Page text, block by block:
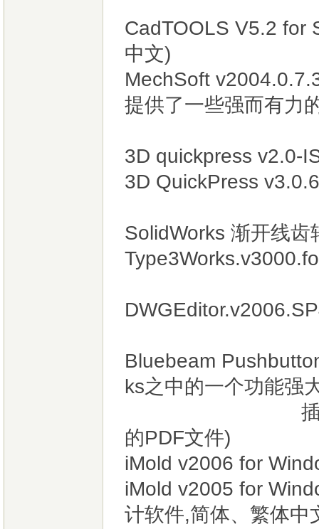
CadTOOLS V5.2 for
中文)
MechSoft
提供了一些强而有力
3D quickpress v2.0-
3D QuickPress
SolidWorks 渐开线
Bluebeam
ks之中的一个功能强
插件,可以快
的PDF文件)
iMold v2006 for
iMold v2005 for
计软件,简体、繁体中